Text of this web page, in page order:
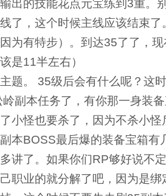
出的技能花点元宝练到3重。
了，这个时候主线应该结束
为有特步）。到达35了了，
是11半左右）
。 35级后会有什么呢？这
副本任务了，有你那一身装
小怪也要杀了，因为不杀小怪
本BOSS最后爆的装备宝箱有
讲了。如果你们RP够好说不
职业的就分解了吧，因为是绑